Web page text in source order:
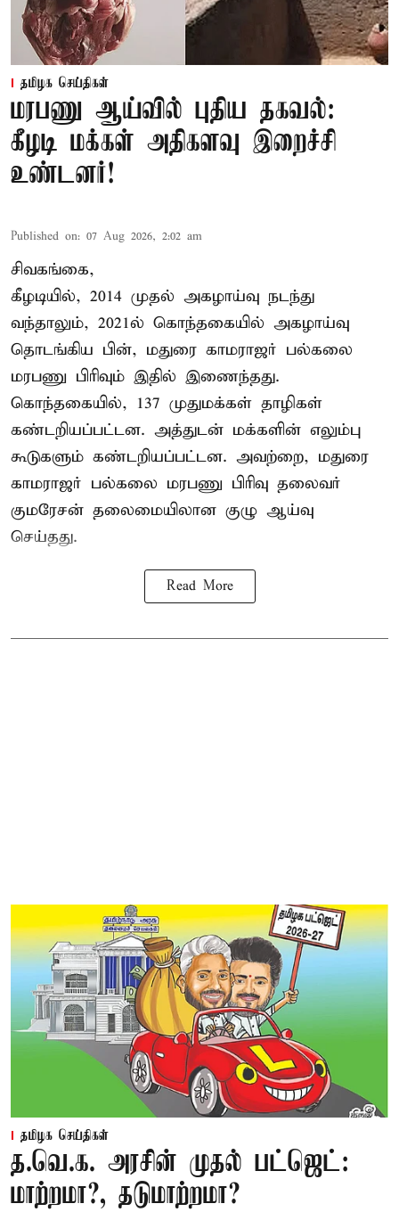
தமிழக செய்திகள்
மரபணு ஆய்வில் புதிய தகவல்:
கீழடி மக்கள் அதிகளவு இறைச்சி
உண்டனர்!
Published on: 07 Aug 2026, 2:02 am
சிவகங்கை,
கீழடியில், 2014 முதல் அகழாய்வு நடந்து
வந்தாலும், 2021ல் கொந்தகையில் அகழாய்வு
தொடங்கிய பின், மதுரை காமராஜர் பல்கலை
மரபணு பிரிவும் இதில் இணைந்தது.
கொந்தகையில், 137 முதுமக்கள் தாழிகள்
கண்டறியப்பட்டன. அத்துடன் மக்களின் எலும்பு
கூடுகளும் கண்டறியப்பட்டன. அவற்றை, மதுரை
காமராஜர் பல்கலை மரபணு பிரிவு தலைவர்
குமரேசன் தலைமையிலான குழு ஆய்வு
செய்தது.
Read More
தமிழக செய்திகள்
த.வெ.க. அரசின் முதல் பட்ஜெட்:
மாற்றமா?, தடுமாற்றமா?